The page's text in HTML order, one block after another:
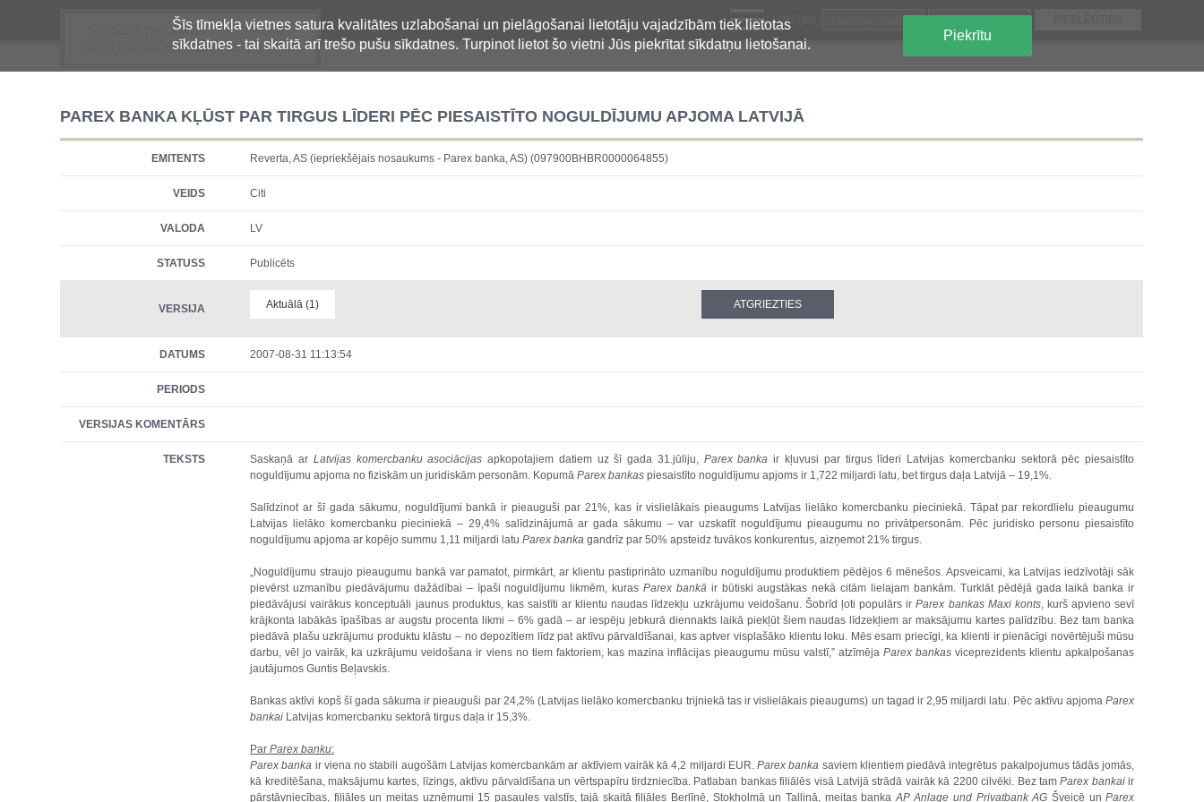
Šīs tīmekļa vietnes satura kvalitātes uzlabošanai un pielāgošanai lietotāju vajadzībām tiek lietotas
sīkdatnes - tai skaitā arī trešo pušu sīkdatnes. Turpinot lietot šo vietni Jūs piekrītat sīkdatņu lietošanai.
Piekrītu
Oficiālā regulētās informācijas
centralizētā glabāšanas sistēma
LV
PAREX BANKA KĻŪST PAR TIRGUS LĪDERI PĒC PIESAISTĪTO NOGULDĪJUMU APJOMA LATVIJĀ
EMITENTS Reverta, AS (iepriekšējais nosaukums - Parex banka, AS) (097900BHBR0000064855)
VEIDS Citi
VALODA LV
STATUSS Publicēts
VERSIJA Aktuālā (1)
DATUMS 2007-08-31 11:13:54
PERIODS
VERSIJAS KOMENTĀRS
TEKSTS Saskaņā ar Latvijas komercbanku asociācijas apkopotajiem datiem uz šī gada 31.jūliju, Parex banka ir kļuvusi par tirgus līderi Latvijas komercbanku sektorā pēc piesaistīto
noguldījumu apjoma no fiziskām un juridiskām personām. KopumāParex bankas piesaistīto noguldījumu apjoms ir 1,722 miljardi latu, bet tirgus daļa Latvijā – 19,1%.
Salīdzinot ar šī gada sākumu, noguldījumi bankā ir pieauguši par 21%, kas ir vislielākais pieaugums Latvijas lielāko komercbanku pieciniekā. Tāpat par rekordlielu pieaugumu
Latvijas lielāko komercbanku pieciniekā – 29,4% salīdzinājumā ar gada sākumu – var uzskatīt noguldījumu pieaugumu no privātpersonām. Pēc juridisko personu piesaistīto
noguldījumu apjoma ar kopējo summu 1,11 miljardi latuParex banka gandrīz par 50% apsteidz tuvākos konkurentus, aizņemot 21% tirgus.
„Noguldījumu straujo pieaugumu bankā var pamatot, pirmkārt, ar klientu pastiprināto uzmanību noguldījumu produktiem pēdējos 6 mēnešos. Apsveicami, ka Latvijas iedzīvotāji sāk
pievērst uzmanību piedāvājumu dažādībai – īpaši noguldījumu likmēm, kurasParex bankāir būtiski augstākas nekā citām lielajam bankām. Turklāt pēdējā gada laikā banka ir
piedāvājusi vairākus konceptuāli jaunus produktus, kas saistīti ar klientu naudas līdzekļu uzkrājumu veidošanu. Šobrīd ļoti populārs irParex bankas Maxi konts, kurš apvieno sevī
krājkonta labākās īpašības ar augstu procenta likmi – 6% gadā – ar iespēju jebkurā diennakts laikā piekļūt šiem naudas līdzekļiem ar maksājumu kartes palīdzību. Bez tam banka
piedāvā plašu uzkrājumu produktu klāstu – no depozītiem līdz pat aktīvu pārvaldīšanai, kas aptver visplašāko klientu loku. Mēs esam priecīgi, ka klienti ir pienācīgi novērtējuši mūsu
darbu, vēl jo vairāk, ka uzkrājumu veidošana ir viens no tiem faktoriem, kas mazina inflācijas pieaugumu mūsu valstī,” atzīmējaParex bankas viceprezidents klientu apkalpošanas
jautājumos Guntis Beļavskis.
Bankas aktīvi kopš šī gada sākuma ir pieauguši par 24,2% (Latvijas lielāko komercbanku trijniekā tas ir vislielākais pieaugums) un tagad ir 2,95 miljardi latu. Pēc aktīvu apjomaParex
bankai Latvijas komercbanku sektorā tirgus daļa ir 15,3%.
ParParex banku:
Parex banka ir viena no stabili augošām Latvijas komercbankām ar aktīviem vairāk kā 4,2 miljardi EUR.Parex banka saviem klientiem piedāvā integrētus pakalpojumus tādās jomās,
kā kreditēšana, maksājumu kartes, līzings, aktīvu pārvaldīšana un vērtspapīru tirdzniecība. Patlaban bankas filiālēs visā Latvijā strādā vairāk kā 2200 cilvēki. Bez tamParex bankaiir
pārstāvniecības, filiāles un meitas uzņēmumi 15 pasaules valstīs, tajā skaitā filiāles Berlīnē, Stokholmā un Tallinā, meitas bankaAP Anlage und Privatbank AG Šveicē unParex